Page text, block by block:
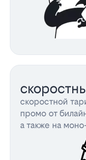
скоростной
промо от
а также на